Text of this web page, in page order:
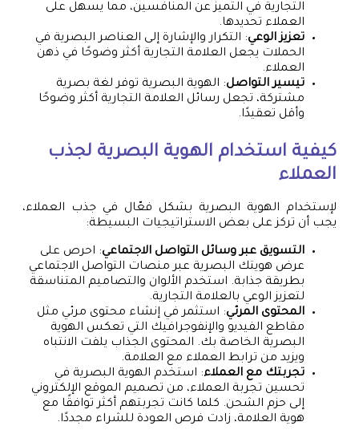
التجارية في التميز عن المنافسين، مما يسهل على
العملاء تحديدها.
تعزيز الوعي: التكرار والإشارة إلى العناصر البصرية في
الحملات يجعل العلامة التجارية أكثر وضوحًا في ذهن
العملاء.
تيسير التواصل: الهوية البصرية توفر لغة بصرية
مشتركة، تجعل رسائل العلامة التجارية أكثر وضوحًا
وأقل تعقيدًا.
كيفية استخدام الهوية البصرية لجذب
العملاء
لإستخدام الهوية البصرية بشكل فعّال في جذب العملاء،
يجب أن تركز على بعض الاستراتيجيات البسيطة:
التسويق عبر وسائل التواصل الاجتماعي: احرص على
عرض هويتك البصرية عبر منصات التواصل الاجتماعي
بطريقة جذابة. استخدم الألوان والتصاميم المتناسقة
لتعزيز الوعي بالعلامة التجارية.
المحتوى المرئي: استثمر في إنشاء محتوى مرئي مثل
مقاطع الفيديو والإنفوجرافيك التي تعكس الهوية
البصرية الخاصة بك. المحتوى الجذاب يلفت الانتباه
ويزيد من ترابط العملاء مع العلامة.
تجربتك مع العملاء: استخدم الهوية البصرية في
تحسين تجربة العملاء، من تصميم الموقع الإلكتروني
إلى حزم الشحن. كلما كانت تجربتهم أكثر توافقًا مع
هوية العلامة، زادت فرص العودة للشراء مجددًا.